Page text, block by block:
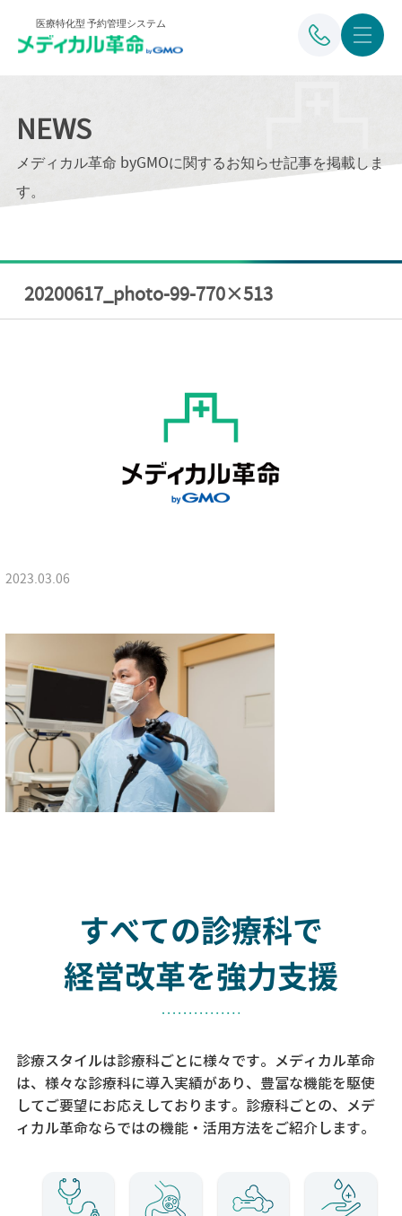
医療特化型 予約管理システム
NEWS
メディカル革命 byGMOに関するお知らせ記事を掲載しま
す。
20200617_photo-99-770×513
2023.03.06
すべての診療科で
経営改革を強力支援
診療スタイルは診療科ごとに様々です。メディカル革命
は、様々な診療科に導入実績があり、 豊富な機能を駆使
してご要望にお応えしております。 診療科ごとの、メデ
ィカル革命ならではの機能・活用方法をご紹介します。